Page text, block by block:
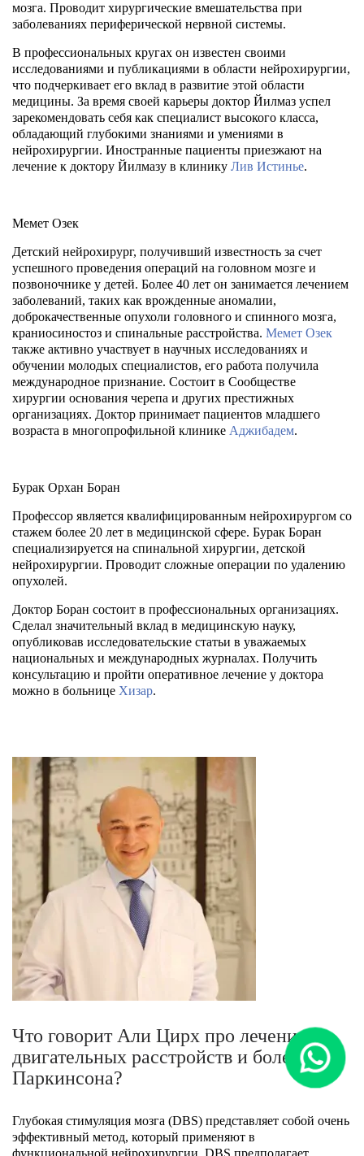
мозга. Проводит хирургические вмешательства при
заболеваниях периферической нервной системы.
В профессиональных кругах он известен своими
исследованиями и публикациями в области нейрохирургии,
что подчеркивает его вклад в развитие этой области
медицины. За время своей карьеры доктор Йилмаз успел
зарекомендовать себя как специалист высокого класса,
обладающий глубокими знаниями и умениями в
нейрохирургии. Иностранные пациенты приезжают на
лечение к доктору Йилмазу в клинику Лив Истинье.
Мемет Озек
Детский нейрохирург, получивший известность за счет
успешного проведения операций на головном мозге и
позвоночнике у детей. Более 40 лет он занимается лечением
заболеваний, таких как врожденные аномалии,
доброкачественные опухоли головного и спинного мозга,
краниосиностоз и спинальные расстройства. Мемет Озек
также активно участвует в научных исследованиях и
обучении молодых специалистов, его работа получила
международное признание. Состоит в Сообществе
хирургии основания черепа и других престижных
организациях. Доктор принимает пациентов младшего
возраста в многопрофильной клинике Аджибадем.
Бурак Орхан Боран
Профессор является квалифицированным нейрохирургом со
стажем более 20 лет в медицинской сфере. Бурак Боран
специализируется на спинальной хирургии, детской
нейрохирургии. Проводит сложные операции по удалению
опухолей.
Доктор Боран состоит в профессиональных организациях.
Сделал значительный вклад в медицинскую науку,
опубликовав исследовательские статьи в уважаемых
национальных и международных журналах. Получить
консультацию и пройти оперативное лечение у доктора
можно в больнице Хизар.
Что говорит Али Цирх про лечение
двигательных расстройств и болезнь
Паркинсона?
Глубокая стимуляция мозга (DBS) представляет собой очень
эффективный метод, который применяют в